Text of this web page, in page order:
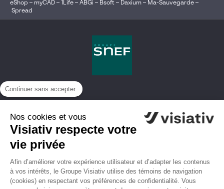
Continuer sans accepter
Nos cookies et vous
Visiativ respecte votre
vie privée
Afin d’améliorer votre expérience utilisateur et d’adapter les contenus
à vos intérêts, le Groupe Visiativ utilise des témoins de navigation
(cookies) en respectant vos préférences de confidentialité. Vous
eShop – myCAD – 1Life – ABGi – Bsoft – Daxium – Ma-Sauvegarde –
Spread